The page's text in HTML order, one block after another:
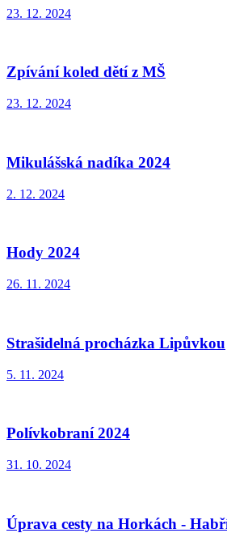
23. 12. 2024
Zpívání koled dětí z MŠ
23. 12. 2024
Mikulášská nadíka 2024
2. 12. 2024
Hody 2024
26. 11. 2024
Strašidelná procházka Lipůvkou
5. 11. 2024
Polívkobraní 2024
31. 10. 2024
Úprava cesty na Horkách -